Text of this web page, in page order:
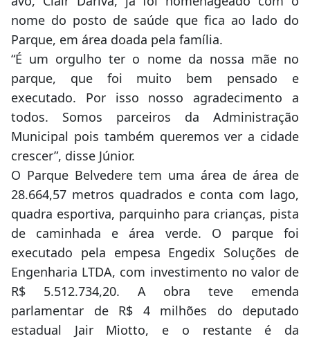
nome do posto de saúde que fica ao lado do
Parque, em área doada pela família.
“É um orgulho ter o nome da nossa mãe no
parque, que foi muito bem pensado e
executado. Por isso nosso agradecimento a
todos. Somos parceiros da Administração
Municipal pois também queremos ver a cidade
crescer”, disse Júnior.
O Parque Belvedere tem uma área de área de
28.664,57 metros quadrados e conta com lago,
quadra esportiva, parquinho para crianças, pista
de caminhada e área verde. O parque foi
executado pela empesa Engedix Soluções de
Engenharia LTDA, com investimento no valor de
R$ 5.512.734,20. A obra teve emenda
parlamentar de R$ 4 milhões do deputado
estadual Jair Miotto, e o restante é da